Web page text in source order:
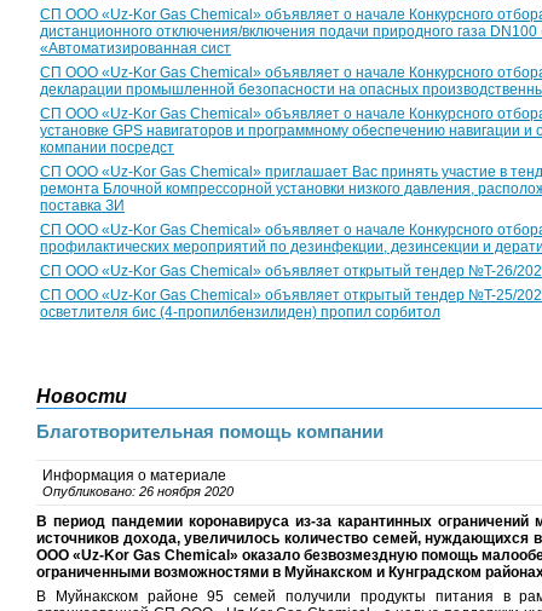
СП ООО «Uz-Kor Gas Chemical» объявляет о начале Конкурсного
дистанционного отключения/включения подачи природного газа
«Автоматизированная сист
СП ООО «Uz-Kor Gas Chemical» объявляет о начале Конкурсного
декларации промышленной безопасности на опасных
СП ООО «Uz-Kor Gas Chemical» объявляет о начале Конкурсного
установке GPS навигаторов и программному обеспечению навигации
компании посредст
CП ООО «Uz-Kor Gas Chemical» приглашает Вас принять участие в
ремонта Блочной компрессорной установки низкого давления,
поставка ЗИ
СП ООО «Uz-Kor Gas Chemical» объявляет о начале Конкурсного
профилактических мероприятий по дезинфекции, дезинсекции и
CП ООО «Uz-Kor Gas Chemical» объявляет открытый тендер №T-26/
CП ООО «Uz-Kor Gas Chemical» объявляет открытый тендер №T-25/
осветлителя бис (4-пропилбензилиден) пропил сорбитол
Новости
Благотворительная помощь компании
Информация о материале
Опубликовано: 26 ноября 2020
В период пандемии коронавируса из-за карантинных ограничений
источников дохода, увеличилось количество семей, нуждающихся
ООО «Uz-Kor Gas Chemical » оказало безвозмездную помощь
ограниченными возможностями в Муйнакском и Кунградском
В Муйнакском районе 95 семей получили продукты питания в